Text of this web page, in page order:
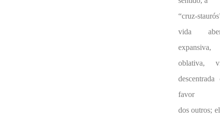
“cruz-
vida
expansiva,
oblativa,
descentrada
favor
dos outros;